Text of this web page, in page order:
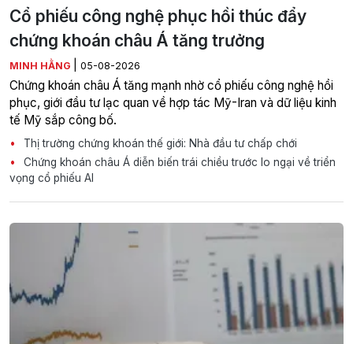
Cổ phiếu công nghệ phục hồi thúc đẩy
chứng khoán châu Á tăng trưởng
MINH HẰNG 05-08-2026
Chứng khoán châu Á tăng mạnh nhờ cổ phiếu công nghệ hồi
phục, giới đầu tư lạc quan về hợp tác Mỹ-Iran và dữ liệu kinh
tế Mỹ sắp công bố.
Thị trường chứng khoán thế giới: Nhà đầu tư chấp chới
Chứng khoán châu Á diễn biến trái chiều trước lo ngại về triển
vọng cổ phiếu AI